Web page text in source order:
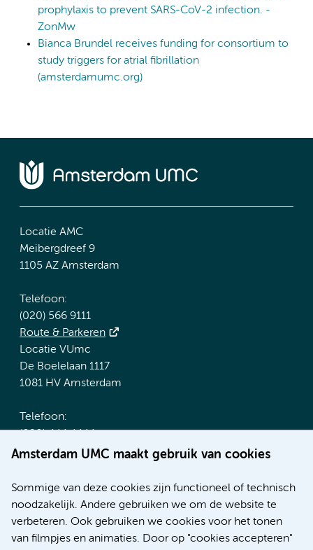
Amsterdam UMC maakt gebruik van cookies
Sommige van deze cookies zijn functioneel of technisch
noodzakelijk. Andere gebruiken we om de website te
verbeteren. Ook gebruiken we cookies voor het tonen
van filmpjes en animaties. Door op "cookies accepteren"
prophylaxis to prevent SARS-CoV-2 infection. -
ZonMw
Bianca Brundel receives funding for consortium to
study triggers for atrial fibrillation
(amsterdamumc.org)
Locatie AMC
Meibergdreef 9
1105 AZ Amsterdam
Telefoon:
(020) 566 9111
Route & Parkeren
Locatie VUmc
De Boelelaan 1117
1081 HV Amsterdam
Telefoon:
(020) 444 4444
Route & Parkeren
Meer Amsterdam UMC websites:
Werken bij Amsterdam UMC
Over Amsterdam UMC
Nieuws